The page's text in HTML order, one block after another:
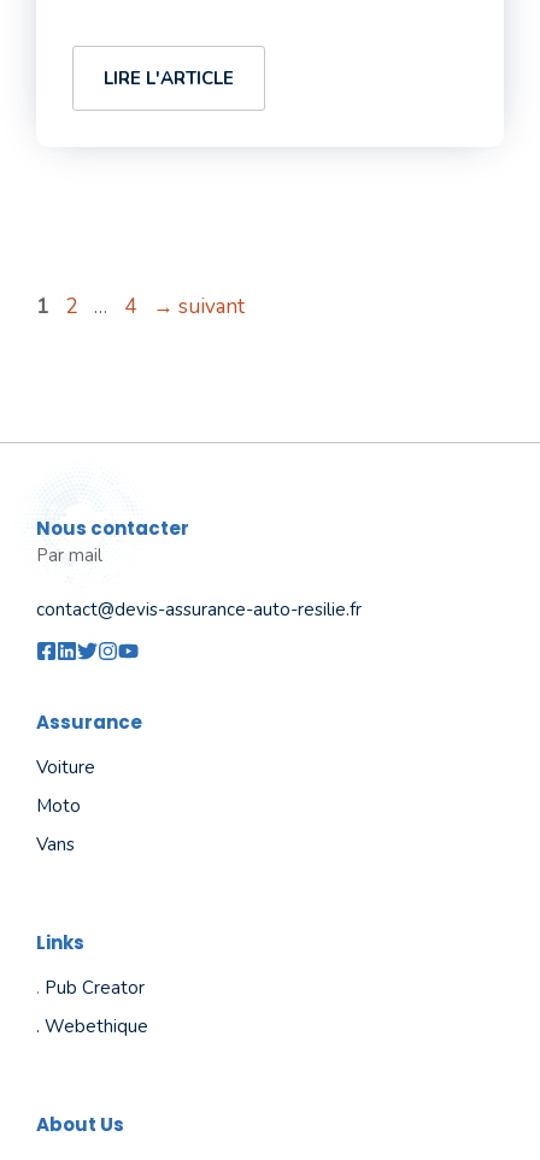
LIRE L'ARTICLE
Page
1 Page
2 … Page
4 → suivant
Nous contacter
Par mail
contact@devis-assurance-auto-resilie.fr
Assurance
Voiture
Moto
Vans
Links
. Pub Creator
. Webethique
About Us